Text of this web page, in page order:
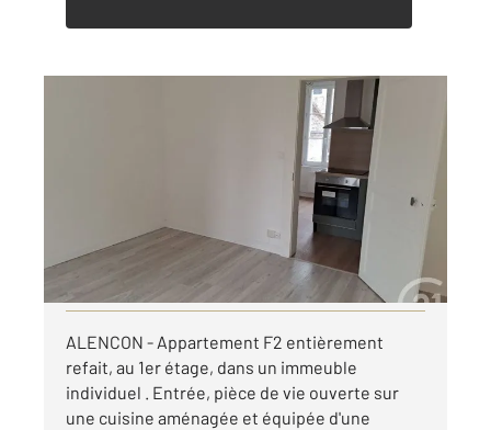
Appartement F2 à louer
425 €
par mois charges comprises
Visiter le site dédié
ALENCON - Appartement F2 entièrement
refait, au 1er étage, dans un immeuble
individuel . Entrée, pièce de vie ouverte sur
une cuisine aménagée et équipée d'une